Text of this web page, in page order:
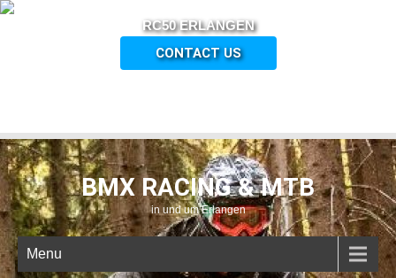
RC50 ERLANGEN
CONTACT US
BMX RACING & MTB
in und um Erlangen
Menu